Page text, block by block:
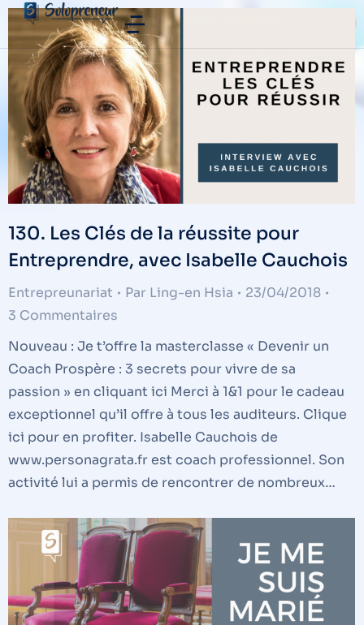
130. Les Clés de la réussite pour
Entreprendre, avec Isabelle Cauchois
Entrepreunariat Par Ling-en Hsia
23/04/2018
3 Commentaires
Nouveau : Je t’offre la masterclasse « Devenir un
Coach Prospère : 3 secrets pour vivre de sa
passion » en cliquant ici Merci à 1&1 pour le cadeau
exceptionnel qu’il offre à tous les auditeurs. Clique
ici pour en profiter. Isabelle Cauchois de
www.personagrata.fr est coach professionnel. Son
activité lui a permis de rencontrer de nombreux…